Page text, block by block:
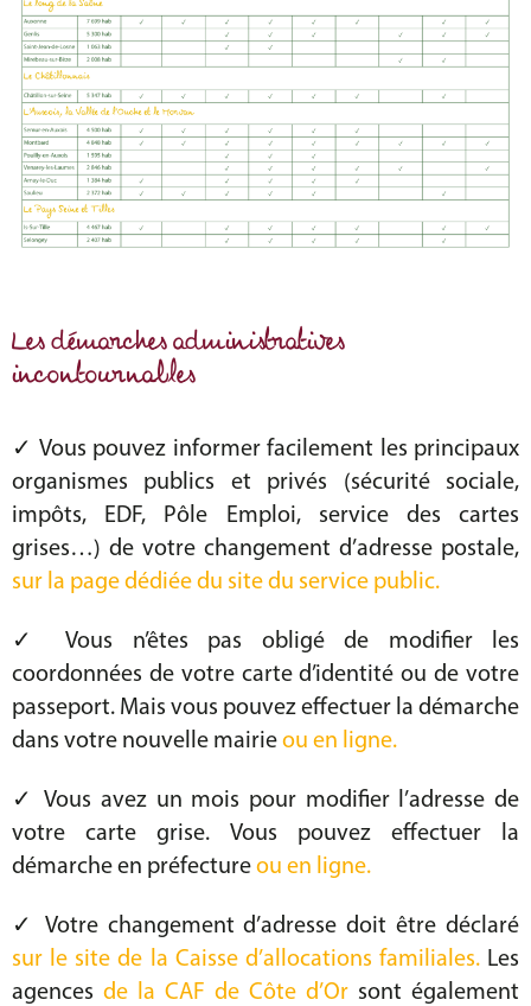
Les démarches administratives
incontournables
✓ Vous pouvez informer facilement les principaux
organismes publics et privés (sécurité sociale,
impôts, EDF, Pôle Emploi, service des cartes
grises…) de votre changement d’adresse postale,
sur la page dédiée du site du service public.
✓ Vous n’êtes pas obligé de modifier les
coordonnées de votre carte d’identité ou de votre
passeport. Mais vous pouvez effectuer la démarche
dans votre nouvelle mairie ou en ligne.
✓ Vous avez un mois pour modifier l’adresse de
votre carte grise. Vous pouvez effectuer la
démarche en préfecture ou en ligne.
✓ Votre changement d’adresse doit être déclaré
sur le site de la Caisse d’allocations familiales.Les
agences de la CAF de Côte d’Or sont également